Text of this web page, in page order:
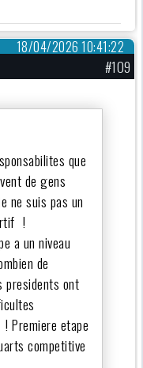
18/04/2026 10:41:22
#109
que
de gens
ne suis pas un
!
a un niveau
de
presidents ont
Premiere etape
competitive